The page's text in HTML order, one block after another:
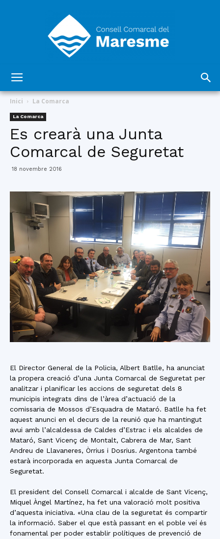
Comarcal
Maresme
Inici La Comarca
La Comarca
Es crearà una Junta
Comarcal de Seguretat
18 novembre 2016
El Director General de la Policia, Albert Batlle, ha anunciat
la propera creació d’una Junta Comarcal de Seguretat per
analitzar i planificar les accions de seguretat dels 8
municipis integrats dins de l’àrea d’actuació de la
comissaria de Mossos d’Esquadra de Mataró. Batlle ha fet
aquest anunci en el decurs de la reunió que ha mantingut
avui amb l’alcaldessa de Caldes d’Estrac i els alcaldes de
Mataró, Sant Vicenç de Montalt, Cabrera de Mar, Sant
Andreu de Llavaneres, Òrrius i Dosrius. Argentona també
estarà incorporada en aquesta Junta Comarcal de
Seguretat.
El president del Consell Comarcal i alcalde de Sant Vicenç,
Miquel Àngel Martínez, ha fet una valoració molt positiva
d’aquesta iniciativa. «Una clau de la seguretat és compartir
la informació. Saber el que està passant en el poble veí és
fonamental per poder establir polítiques de prevenció de